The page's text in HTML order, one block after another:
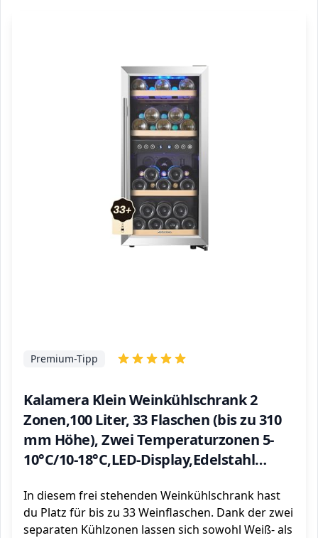
Kalamera Klein Weinkühlschrank 2
Zonen,100 Liter, 33 Flaschen (bis zu 310
mm Höhe), Zwei Temperaturzonen 5-
10°C/10-18°C,LED-Display,Edelstahl
Premium-Tipp
In diesem frei stehenden Weinkühlschrank hast
du Platz für bis zu 33 Weinflaschen. Dank der zwei
separaten Kühlzonen lassen sich sowohl Weiß- als